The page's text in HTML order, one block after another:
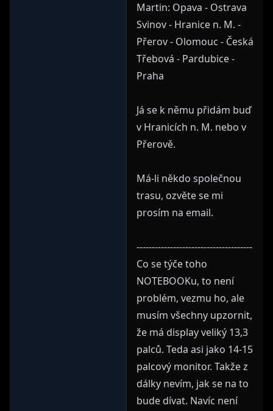
Martin: Opava - Ostrava
Svinov - Hranice n. M. -
Přerov - Olomouc - Česká
Třebová - Pardubice -
Praha
Já se k němu přidám buď
v Hranicích n. M. nebo v
Přerově.
Má-li někdo společnou
trasu, ozvěte se mi
prosím na email.
--------------------------------------
Co se týče toho
NOTEBOOKu, to není
problém, vezmu ho, ale
musím všechny upzornit,
že má display veliký 13,3
palců. Teda asi jako 14-15
palcový monitor. Takže z
dálky nevím, jak se na to
bude dívat. Navíc není